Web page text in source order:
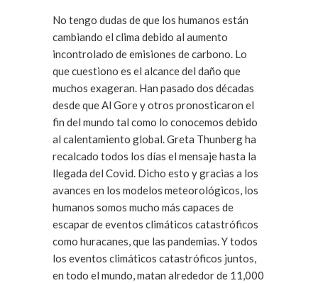
No tengo dudas de que los humanos están
cambiando el clima debido al aumento
incontrolado de emisiones de carbono. Lo
que cuestiono es el alcance del daño que
muchos exageran. Han pasado dos décadas
desde que Al Gore y otros pronosticaron el
fin del mundo tal como lo conocemos debido
al calentamiento global. Greta Thunberg ha
recalcado todos los días el mensaje hasta la
llegada del Covid. Dicho esto y gracias a los
avances en los modelos meteorológicos, los
humanos somos mucho más capaces de
escapar de eventos climáticos catastróficos
como huracanes, que las pandemias. Y todos
los eventos climáticos catastróficos juntos,
en todo el mundo, matan alrededor de 11,000